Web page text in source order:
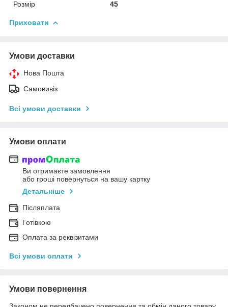
Розмір
45
Приховати
Умови доставки
Нова Пошта
Самовивіз
Всі умови доставки
Умови оплати
Ви отримаєте замовлення
або гроші повернуться на вашу картку
Детальніше
Післяплата
Готівкою
Оплата за реквізитами
Всі умови оплати
Умови повернення